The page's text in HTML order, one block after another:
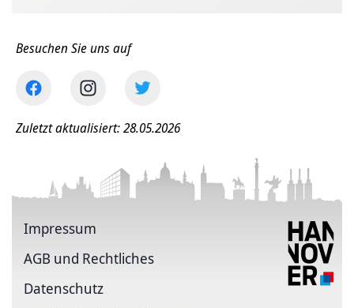
Besuchen Sie uns auf
Zuletzt aktualisiert: 28.05.2026
Impressum
AGB und Rechtliches
Datenschutz